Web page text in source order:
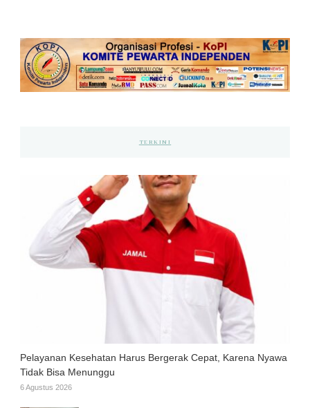
TERKINI
Pelayanan Kesehatan Harus Bergerak Cepat, Karena Nyawa
Tidak Bisa Menunggu
6 Agustus 2026